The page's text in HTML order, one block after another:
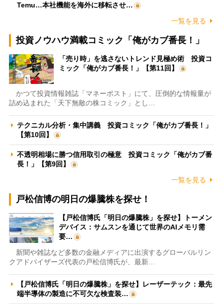
Temu…本社機能を海外に移転させ…
一覧を見る
投資ノウハウ満載コミック「俺がカブ番長！」
「売り時」を逃さないトレンド見極め術 投資コ
ミック「俺がカブ番長！」【第11回】
かつて投資情報雑誌「マネーポスト」にて、圧倒的な情報量が
詰め込まれた「天下無敵の株コミック」とし…
テクニカル分析・集中講義 投資コミック「俺がカブ番長！」
【第10回】
不透明相場に勝つ信用取引の極意 投資コミック「俺がカブ番
長！」【第9回】
一覧を見る
戸松信博の明日の爆騰株を探せ！
【戸松信博氏「明日の爆騰株」を探せ】トーメン
デバイス：サムスンを通じて世界のAIメモリ需
要…
新聞や雑誌など多数の金融メディアに出演するグローバルリン
クアドバイザーズ代表の戸松信博氏が、最新…
【戸松信博氏「明日の爆騰株」を探せ】レーザーテック：最先
端半導体の製造に不可欠な検査装…